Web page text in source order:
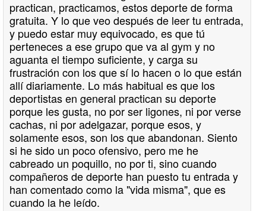
practican, practicamos, estos deporte de forma
gratuita. Y lo que veo después de leer tu entrada,
y puedo estar muy equivocado, es que tú
perteneces a ese grupo que va al gym y no
aguanta el tiempo suficiente, y carga su
frustración con los que sí lo hacen o lo que están
allí diariamente. Lo más habitual es que los
deportistas en general practican su deporte
porque les gusta, no por ser ligones, ni por verse
cachas, ni por adelgazar, porque esos, y
solamente esos, son los que abandonan. Siento
si he sido un poco ofensivo, pero me he
cabreado un poquillo, no por ti, sino cuando
compañeros de deporte han puesto tu entrada y
han comentado como la "vida misma", que es
cuando la he leído.